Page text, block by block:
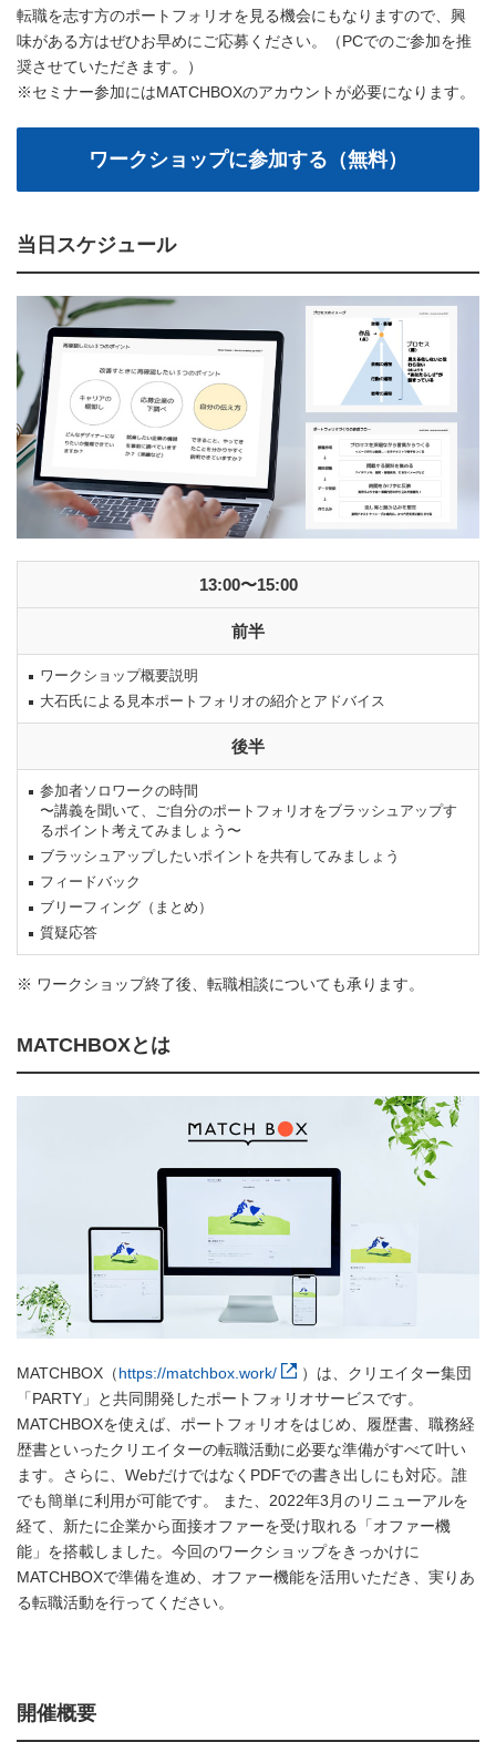
転職を志す方のポートフォリオを見る機会にもなりますので、興
味がある方はぜひお早めにご応募ください。（PCでのご参加を推
奨させていただきます。）
※セミナー参加にはMATCHBOXのアカウントが必要になります。
当日スケジュール
13:00〜15:00
前半
ワークショップ概要説明
大石氏による見本ポートフォリオの紹介とアドバイス
後半
参加者ソロワークの時間
〜講義を聞いて、ご自分のポートフォリオをブラッシュアップす
るポイント考えてみましょう〜
ブラッシュアップしたいポイントを共有してみましょう
フィードバック
ブリーフィング（まとめ）
質疑応答
※ ワークショップ終了後、転職相談についても承ります。
MATCHBOXとは
MATCHBOX（https://matchbox.work/
）は、クリエイター集団
「PARTY」と共同開発したポートフォリオサービスです。
MATCHBOXを使えば、ポートフォリオをはじめ、履歴書、職務経
歴書といったクリエイターの転職活動に必要な準備がすべて叶い
ます。さらに、WebだけではなくPDFでの書き出しにも対応。誰
でも簡単に利用が可能です。 また、2022年3月のリニューアルを
経て、新たに企業から面接オファーを受け取れる「オファー機
能」を搭載しました。今回のワークショップをきっかけに
MATCHBOXで準備を進め、オファー機能を活用いただき、実りあ
る転職活動を行ってください。
開催概要